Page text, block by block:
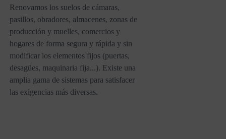
Renovamos los suelos de cámaras,
pasillos, obradores, almacenes, zonas de
producción y muelles, comercios y
hogares de forma segura y rápida y sin
modificar los elementos fijos (puertas,
desagües, maquinaria fija...). Existe una
amplia gama de sistemas para satisfacer
las exigencias más diversas.